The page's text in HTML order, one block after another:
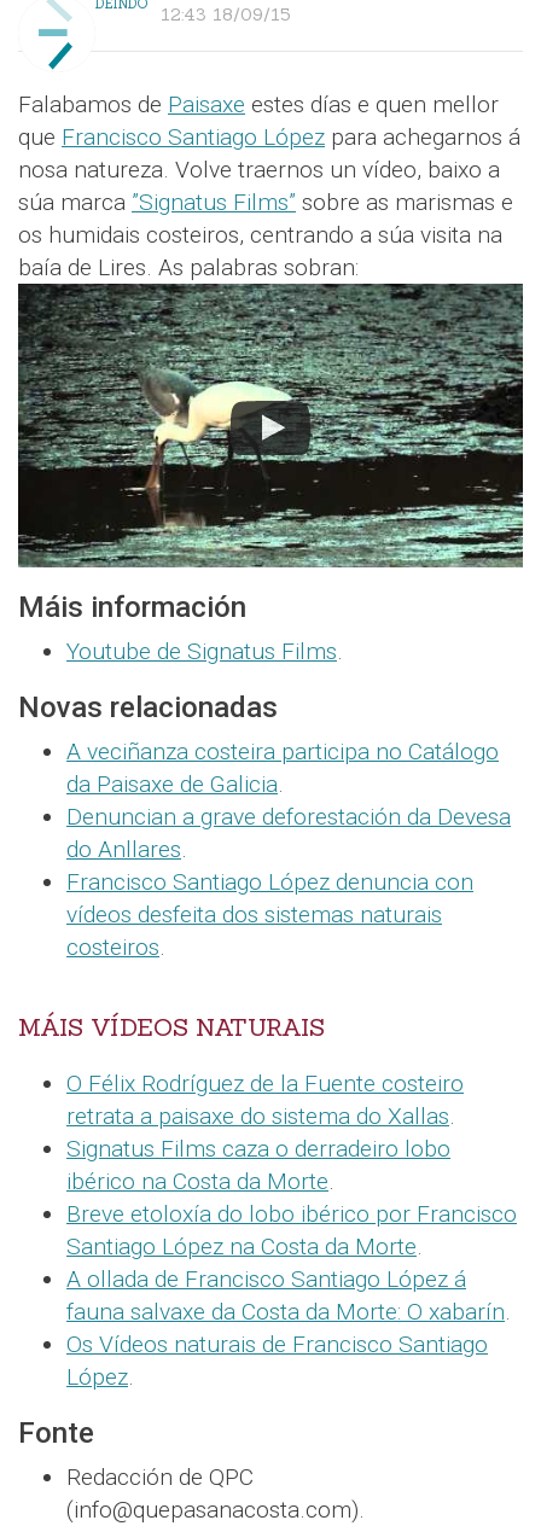
DEINDO 12:43 18/09/15
Falabamos de Paisaxe estes días e quen mellor
que Francisco Santiago López para achegarnos á
nosa natureza. Volve traernos un vídeo, baixo a
súa marca ”Signatus Films” sobre as marismas e
os humidais costeiros, centrando a súa visita na
baía de Lires. As palabras sobran:
Máis información
Youtube de Signatus Films.
Novas relacionadas
A veciñanza costeira participa no Catálogo
da Paisaxe de Galicia.
Denuncian a grave deforestación da Devesa
do Anllares.
Francisco Santiago López denuncia con
vídeos desfeita dos sistemas naturais
costeiros.
MÁIS VÍDEOS NATURAIS
O Félix Rodríguez de la Fuente costeiro
retrata a paisaxe do sistema do Xallas.
Signatus Films caza o derradeiro lobo
ibérico na Costa da Morte.
Breve etoloxía do lobo ibérico por Francisco
Santiago López na Costa da Morte.
A ollada de Francisco Santiago López á
fauna salvaxe da Costa da Morte: O xabarín.
Os Vídeos naturais de Francisco Santiago
López.
Fonte
Redacción de QPC
(info@quepasanacosta.com).